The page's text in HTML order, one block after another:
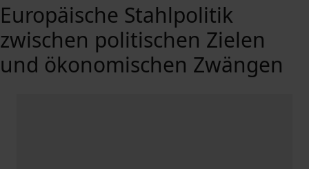
Europäische Stahlpolitik
zwischen politischen Zielen
und ökonomischen Zwängen